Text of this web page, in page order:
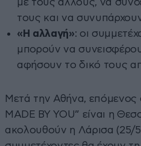
τους και να
«Η αλλαγή»: οι
μπορούν να
αφήσουν το δικό τους
Μετά την Αθήνα, επόμενος
MADE BY YOU” είναι η
ακολουθούν η Λάρισα (25/